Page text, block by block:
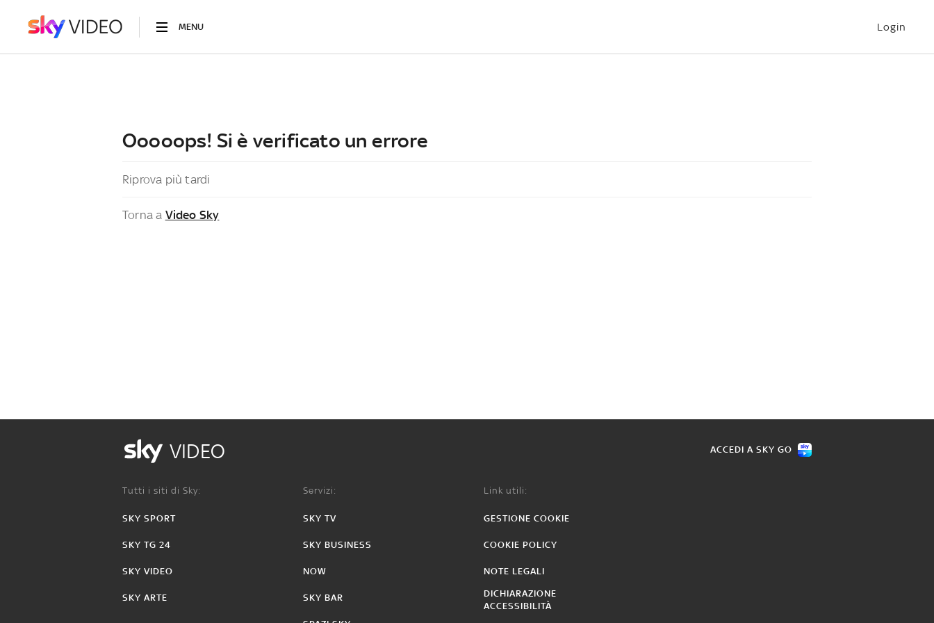
MENU Login
Ooooops! Si è verificato un errore
Riprova più tardi
Torna a Video Sky
VIDEO ACCEDI A SKY GO
Tutti i siti di Sky:
SKY SPORT
SKY TG 24
SKY VIDEO
SKY ARTE
Servizi:
SKY TV
SKY BUSINESS
NOW
SKY BAR
Link utili:
GESTIONE COOKIE
COOKIE POLICY
NOTE LEGALI
DICHIARAZIONE
ACCESSIBILITÀ